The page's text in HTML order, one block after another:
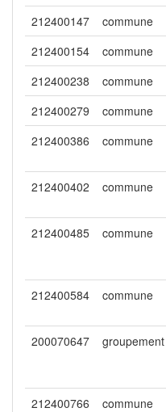
212400147 commune
212400154
commune
212400238
commune
212400279
commune
212400386
commune
212400402 commune
212400485 commune
212400584 commune
200070647 groupement
212400766 commune